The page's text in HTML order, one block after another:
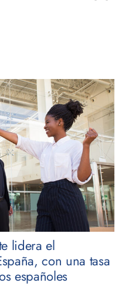
lidera el
con una tasa
españoles